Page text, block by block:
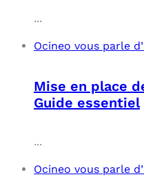
...
Ocineo vous parle
Mise en place
Guide essentiel
...
Ocineo vous parle